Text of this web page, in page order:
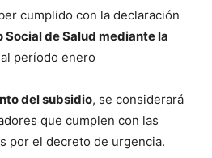
cumplido con la declaración
Social de Salud mediante la
período enero
del subsidio, se considerará
que cumplen con las
por el decreto de urgencia.